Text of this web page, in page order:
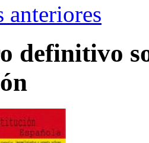
anteriores
definitivo